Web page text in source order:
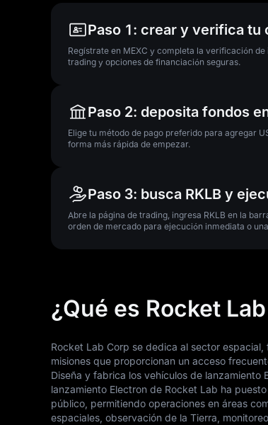
Paso 1: crear y verifica tu
Regístrate en MEXC y completa la verificación
trading y opciones de financiación seguras.
Paso 2: deposita fondos
Elige tu método de pago preferido para agregar
forma más rápida de empezar.
Paso 3: busca RKLB y
Abre la página de trading, ingresa RKLB en la
orden de mercado para ejecución inmediata o
¿Qué es Rocket
Rocket Lab Corp se dedica al sector
misiones que proporcionan un acceso
Diseña y fabrica los vehículos de lanzamiento
lanzamiento Electron de Rocket Lab ha
público, permitiendo operaciones en áreas
espaciales, observación de la Tierra,